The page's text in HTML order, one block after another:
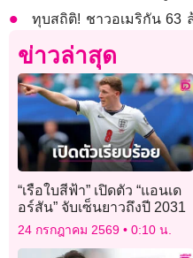
ทุบสถิติ! ชาวอเมริกัน 63
ข่าวล่าสุด
“เรือใบสีฟ้า” เปิดตัว “แอนเด
อร์สัน” จับเซ็นยาวถึงปี 2031
24 กรกฎาคม 2569 0:10 น.